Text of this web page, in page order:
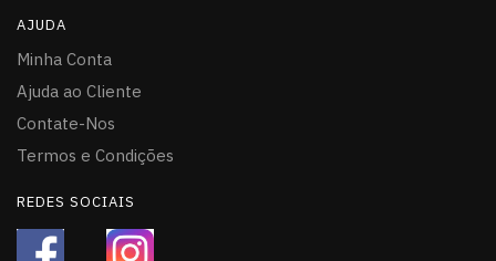
AJUDA
Minha Conta
Ajuda ao Cliente
Contate-Nos
Termos e Condições
REDES SOCIAIS